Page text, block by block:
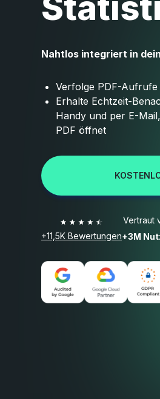
Nahtlos integriert in
Verfolge PDF-
Erhalte Echtzeit-
Handy und per E-
PDF öffnet
+11,5K Bewertungen
Vertraut
+3M